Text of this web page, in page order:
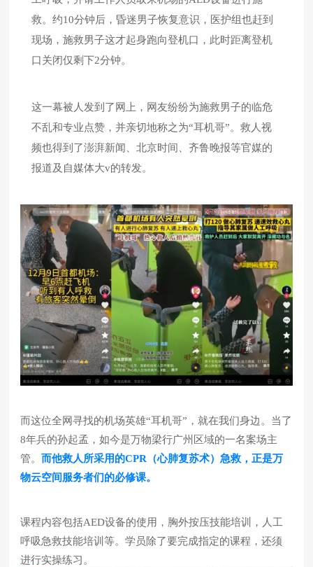
救。约10分钟后，昏迷男子恢复意识，医护组也赶到
现场，施救男子这才起身跑向登机口，此时距离登机
口关闭仅剩下2分钟。
这一幕被人发到了网上，网友纷纷为施救男子的临危
不乱和专业点赞，并亲切地称之为“耳机哥”。救人视
频也得到了澎湃新闻、北京时间、齐鲁晚报等官媒的
报道及自媒体大v的转发。
而这位全网寻找的机场英雄“耳机哥”，就在我们身边。当了
8年兵的孙起孟，如今是万物梁行广州区域的一名案场主
管。而他救人所采用的CPR（心肺复苏术）急救，正是万
物云空间服务者们的必修课。
课程内容包括AED设备的使用，胸外按压技能培训，人工
呼吸急救技能培训等。学员除了要完成指定的课程，还须
进行实操练习。